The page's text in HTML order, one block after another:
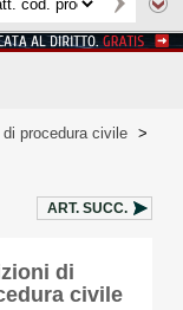
procedura civile >
ART. SUCC.
di
civile